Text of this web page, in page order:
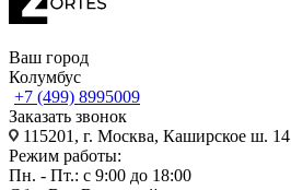
Ваш город
Колумбус
+7 (499) 8995009
Заказать звонок
115201, г. Москва, Каширское ш. 14
Режим работы:
Пн. - Пт.: с 9:00 до 18:00